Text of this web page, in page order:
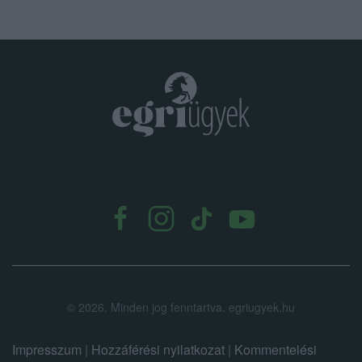
© 2026. Minden jog fenntartva. egriugyek.hu
Impresszum | Hozzáférési nyilatkozat | Kommentelési